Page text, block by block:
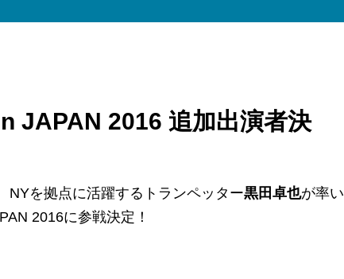
JAPAN 2016 追加出演者決
NYを拠点に活躍するトランペッター黒田卓也が率い
2016に参戦決定！